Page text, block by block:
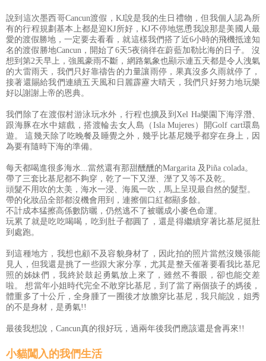
說到這次墨西哥Cancun渡假，KJ說是我的生日禮物，但我個人認為所
有的行程規劃基本上都是迎KJ所好，KJ不停地慫恿我說那是美國人最
愛的渡假勝地，一定要去看看，就這樣我們搭了近6小時的飛機抵達知
名的渡假勝地Cancun，開始了6天5夜徜徉在蔚藍加勒比海的日子。 沒
想到第2天早上，強風豪雨不斷，網路氣象也顯示連五天都是令人洩氣
的大雷雨天，我們只好靠禱告的力量讓雨停，果真沒多久雨就停了，
接著還賜給我們連續五天風和日麗霹靂大晴天，我們只好努力地玩樂
好以謝謝上帝的恩典。
我們除了在渡假村游泳玩水外，行程也擴及到Xel Ha樂園下海浮潛、
跟海豚在水中嬉戲，搭渡輪去女人島（Isla Mujeres）開Golf cart環島
遊。 這幾天除了吃晚餐及睡覺之外，幾乎比基尼幾乎都穿在身上，因
為要有隨時下海的準備。
每天都喝進很多海水...當然還有那甜醺醺的Margarita 及Piña colada。
帶了三套比基尼都不夠穿，乾了一下又溼、溼了又等不及乾。
頭髮不用吹的太美，海水一浸、海風一吹，馬上呈現最自然的髮型。
帶的化妝品全部都沒機會用到，連擦個口紅都顯多餘。
不計成本猛擦高係數防曬，仍然逃不了被曬成小麥色命運。
玩累了就是吃吃喝喝，吃到肚子都圓了，還是得繼續穿著比基尼挺肚
到處跑。
到這種地方，我想也顧不及容貌身材了，因此拍的照片當然沒幾張能
見人，但我還是挑了一些跟大家分享，尤其是整天催著要看我比基尼
照的姊妹們，我終於鼓起勇氣放上來了，雖然不養眼，卻也能交差
啦。 想當年小姐時代完全不敢穿比基尼，到了當了兩個孩子的媽後，
體重多了十公斤，全身腫了一圈後才放膽穿比基尼，我只能說，姐秀
的不是身材，是勇氣!!
最後我想說，Cancun真的很好玩，過兩年後我們應該還是會再來!!
小貓闖入的我們生活